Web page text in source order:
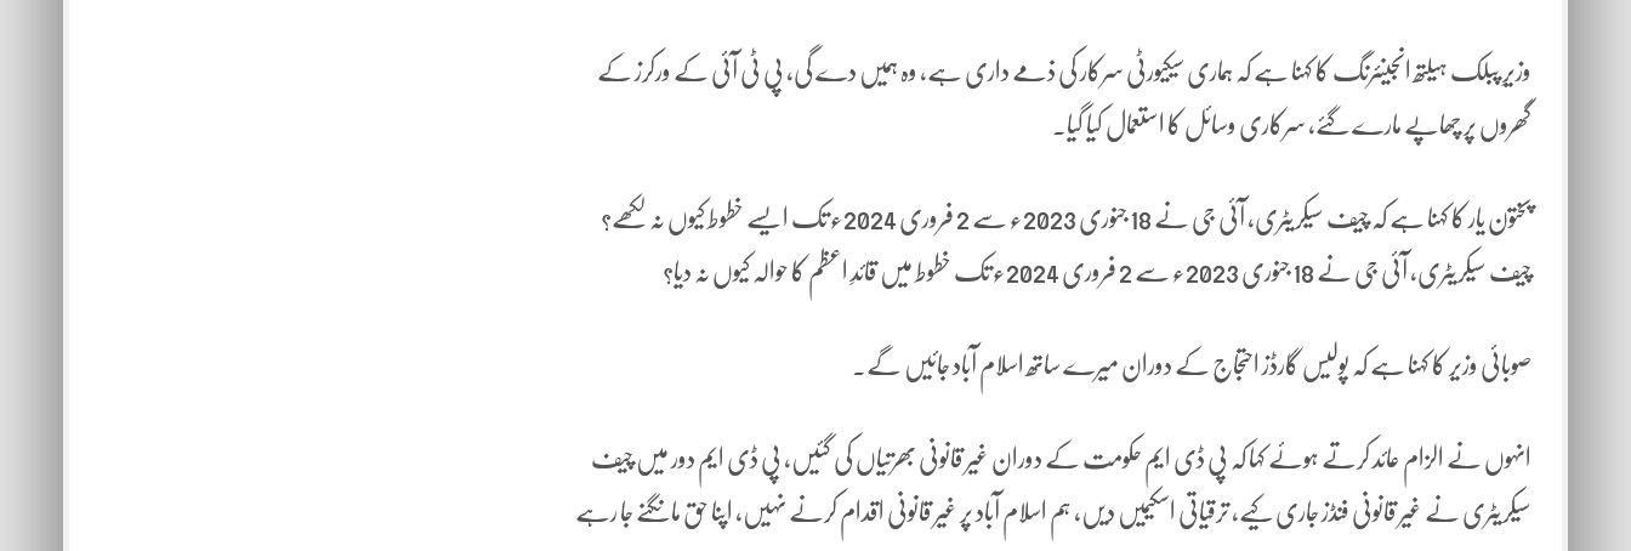
وزیرِ پبلک ہیلتھ انجینئرنگ کا کہنا ہے کہ ہماری سیکیورٹی سرکار کی ذمے داری ہے، وہ ہمیں دے گی، پی ٹی آئی کے ورکرز کے
گھروں پر چھاپے مارے گئے، سرکاری وسائل کا استعمال کیا گیا۔
پختون یار کا کہنا ہے کہ چیف سیکریٹری، آئی جی نے 18 جنوری 2023ء سے 2 فروری 2024ء تک ایسے خطوط کیوں نہ لکھے؟
چیف سیکریٹری، آئی جی نے 18 جنوری 2023ء سے 2 فروری 2024ء تک خطوط میں قائدِ اعظم کا حوالہ کیوں نہ دیا؟
صوبائی وزیر کا کہنا ہے کہ پولیس گارڈز احتجاج کے دوران میرے ساتھ اسلام آباد جائیں گے۔
انہوں نے الزام عائد کرتے ہوئے کہا کہ پی ڈی ایم حکومت کے دوران غیر قانونی بھرتیاں کی گئیں، پی ڈی ایم دور میں چیف
سیکریٹری نے غیر قانونی فنڈز جاری کیے، ترقیاتی اسکیمیں دیں، ہم اسلام آباد پر غیر قانونی اقدام کرنے نہیں، اپنا حق مانگنے جا رہے